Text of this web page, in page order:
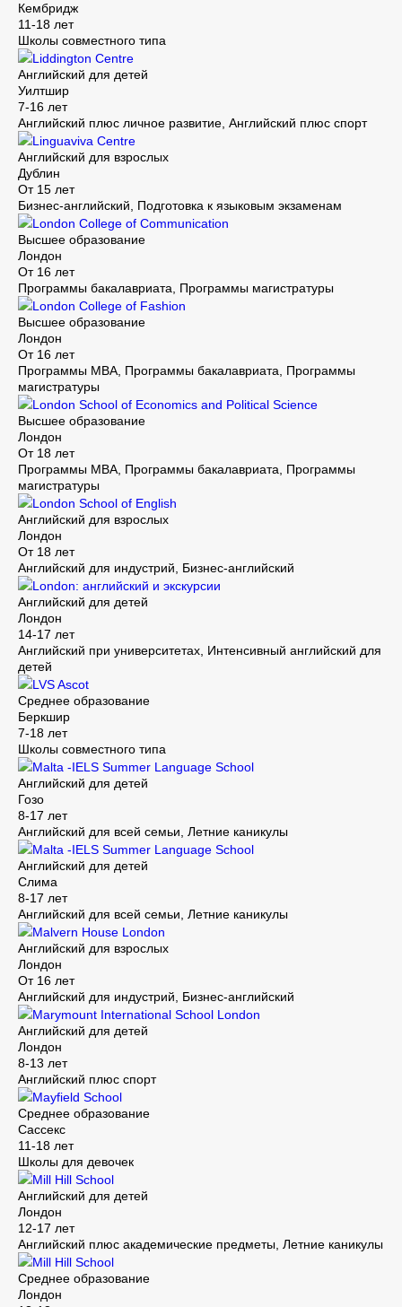
Кембридж
11-18 лет
Школы совместного типа
Liddington Centre
Английский для детей
Уилтшир
7-16 лет
Английский плюс личное развитие, Английский плюс спорт
Linguaviva Centre
Английский для взрослых
Дублин
От 15 лет
Бизнес-английский, Подготовка к языковым экзаменам
London College of Communication
Высшее образование
Лондон
От 16 лет
Программы бакалавриата, Программы магистратуры
London College of Fashion
Высшее образование
Лондон
От 16 лет
Программы MBA, Программы бакалавриата, Программы
магистратуры
London School of Economics and Political Science
Высшее образование
Лондон
От 18 лет
Программы MBA, Программы бакалавриата, Программы
магистратуры
London School of English
Английский для взрослых
Лондон
От 18 лет
Английский для индустрий, Бизнес-английский
London: английский и экскурсии
Английский для детей
Лондон
14-17 лет
Английский при университетах, Интенсивный английский для
детей
LVS Ascot
Среднее образование
Беркшир
7-18 лет
Школы совместного типа
Malta -IELS Summer Language School
Английский для детей
Гозо
8-17 лет
Английский для всей семьи, Летние каникулы
Malta -IELS Summer Language School
Английский для детей
Слима
8-17 лет
Английский для всей семьи, Летние каникулы
Malvern House London
Английский для взрослых
Лондон
От 16 лет
Английский для индустрий, Бизнес-английский
Marymount International School London
Английский для детей
Лондон
8-13 лет
Английский плюс спорт
Mayfield School
Среднее образование
Сассекс
11-18 лет
Школы для девочек
Mill Hill School
Английский для детей
Лондон
12-17 лет
Английский плюс академические предметы, Летние каникулы
Mill Hill School
Среднее образование
Лондон